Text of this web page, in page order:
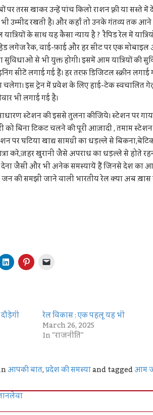
पर तरस खाकर उन्हें पांच किलो राशन फ़्री या सस्ते
उम्मीद रखती है। और कहाँ तो उनके गंतव्य तक
के साथ यह कैसा न्याय है ? रैपिड रेल में
लगेज रैक, वाई-फ़ाई और हर सीट पर एक मोबाइल
सुविधाओं से भी युक्त होगी। इसमें आम यात्रियों की
सीटें लगाई गई हैं। हर तरफ़ डिजिटल स्क्रीन
चलेगा। इस ट्रेन में प्रवेश के लिए हाई-टेक स्वचालित
भी लगाई गई है।
स्टेशन की इससे तुलना कीजिये। स्टेशन पर गाय
को बिना टिकट चलने की पूरी आज़ादी , तमाम
पर घटिया खाद्य सामग्री का धड़ल्ले से
करे,ज़हर खुरानी जैसे अपराध का धड़ल्ले से होते
जैसी और भी अनेक समस्यायें हैं जिनसे देश का
समझी जाने वाली भारतीय रेल क्या अब ख़ास
रेल विकास : एक पहलू यह भी
March 26, 2025
In "राजनीति"
आपकी बात,प्रदेश की समस्याand taggedआम